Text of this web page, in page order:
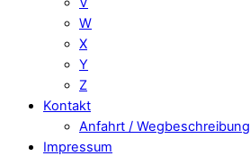
W
X
Y
Z
Kontakt
Anfahrt / Wegbeschreibung
Impressum